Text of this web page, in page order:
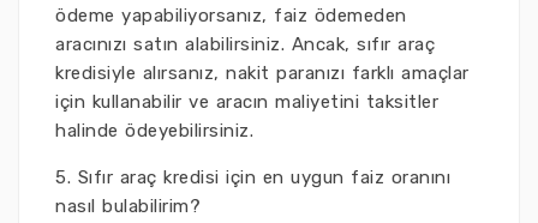
ödeme yapabiliyorsanız, faiz ödemeden
aracınızı satın alabilirsiniz. Ancak, sıfır araç
kredisiyle alırsanız, nakit paranızı farklı amaçlar
için kullanabilir ve aracın maliyetini taksitler
halinde ödeyebilirsiniz.
5. Sıfır araç kredisi için en uygun faiz oranını
nasıl bulabilirim?